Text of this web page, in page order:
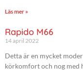
Läs mer »
Rapido M66
14 april 2022
Detta är en mycket
körkomfort och nog med